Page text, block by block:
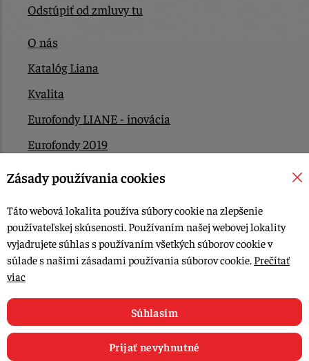
Odstúpiť od zmluvy tu
O nás
Katalóg Liana
Kvalita
Eurofondy LIANE - inovácia
Eurofondy 2019
Eurofondy 2022/2023
Kontakt
© 2015-2026, LIANA GOLIAŠ s.r.o. všetky práva vyhradené.
Upraviť nastavenia Cookies
Zásady používania cookies
Táto webová lokalita používa súbory cookie na zlepšenie
používateľskej skúsenosti. Používaním našej webovej lokality
vyjadrujete súhlas s používaním všetkých súborov cookie v
súlade s našimi zásadami používania súborov cookie. Prečítať
viac
Súhlasím
Prijať nevyhnutné